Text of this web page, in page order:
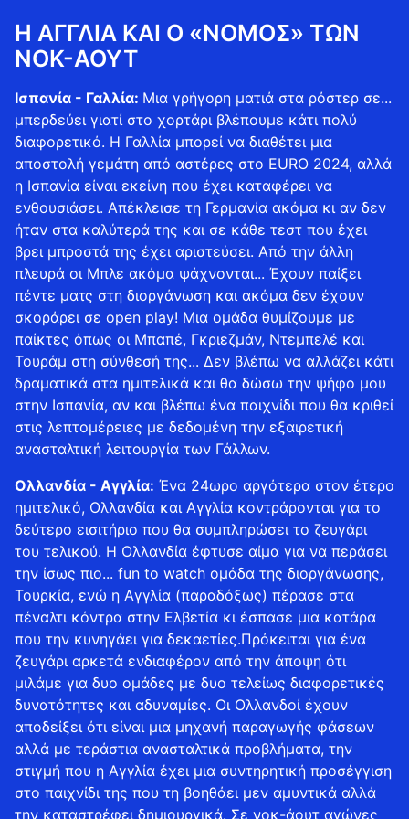
Η ΑΓΓΛΊΑ ΚΑΙ Ο «ΝΌΜΟΣ» ΤΩΝ
ΝΟΚ-ΆΟΥΤ
Ισπανία - Γαλλία: Μια γρήγορη ματιά στα ρόστερ σε...
μπερδεύει γιατί στο χορτάρι βλέπουμε κάτι πολύ
διαφορετικό. Η Γαλλία μπορεί να διαθέτει μια
αποστολή γεμάτη από αστέρες στο EURO 2024, αλλά
η Ισπανία είναι εκείνη που έχει καταφέρει να
ενθουσιάσει. Απέκλεισε τη Γερμανία ακόμα κι αν δεν
ήταν στα καλύτερά της και σε κάθε τεστ που έχει
βρει μπροστά της έχει αριστεύσει. Από την άλλη
πλευρά οι Μπλε ακόμα ψάχνονται... Έχουν παίξει
πέντε ματς στη διοργάνωση και ακόμα δεν έχουν
σκοράρει σε open play! Μια ομάδα θυμίζουμε με
παίκτες όπως οι Μπαπέ, Γκριεζμάν, Ντεμπελέ και
Τουράμ στη σύνθεσή της... Δεν βλέπω να αλλάζει κάτι
δραματικά στα ημιτελικά και θα δώσω την ψήφο μου
στην Ισπανία, αν και βλέπω ένα παιχνίδι που θα κριθεί
στις λεπτομέρειες με δεδομένη την εξαιρετική
ανασταλτική λειτουργία των Γάλλων.
Ολλανδία - Αγγλία: Ένα 24ωρο αργότερα στον έτερο
ημιτελικό, Ολλανδία και Αγγλία κοντράρονται για το
δεύτερο εισιτήριο που θα συμπληρώσει το ζευγάρι
του τελικού. Η Ολλανδία έφτυσε αίμα για να περάσει
την ίσως πιο... fun to watch ομάδα της διοργάνωσης,
Τουρκία, ενώ η Αγγλία (παραδόξως) πέρασε στα
πέναλτι κόντρα στην Ελβετία κι έσπασε μια κατάρα
που την κυνηγάει για δεκαετίες.Πρόκειται για ένα
ζευγάρι αρκετά ενδιαφέρον από την άποψη ότι
μιλάμε για δυο ομάδες με δυο τελείως διαφορετικές
δυνατότητες και αδυναμίες. Οι Ολλανδοί έχουν
αποδείξει ότι είναι μια μηχανή παραγωγής φάσεων
αλλά με τεράστια ανασταλτικά προβλήματα, την
στιγμή που η Αγγλία έχει μια συντηρητική προσέγγιση
στο παιχνίδι της που τη βοηθάει μεν αμυντικά αλλά
την καταστρέφει δημιουργικά. Σε νοκ-άουτ αγώνες